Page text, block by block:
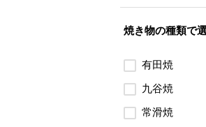
焼き物の種類で
有田焼
九谷焼
常滑焼